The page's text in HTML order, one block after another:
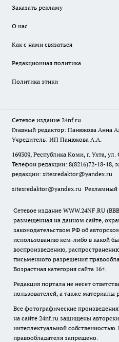
Заказать рекламу
О нас
Как с нами связаться
Редакционная политика
Политика этики
Сетевое издание 24nf.ru
Главный редактор: Панюкова Анна
Учредитель: ИП Панюкова А.А.
169309, Республика Коми, г. Ухта,
Телефон редакции: 8(8216)72-18-18,
редакции: sitesredaktor@yandex.ru
sitesredaktor@yandex.ru Рекламный
Сетевое издание WWW.24NF.RU
размещенная на данном сайте,
законодательством РФ об
использованию кем-либо в какой
воспроизведению,
письменного разрешения
Возрастная категория сайта 16+.
Редакция портала не несет
пользователей, а также материалы
Все фотографические
на сайте 24nf.ru защищены
интеллектуальной
правообладателя запрещено.